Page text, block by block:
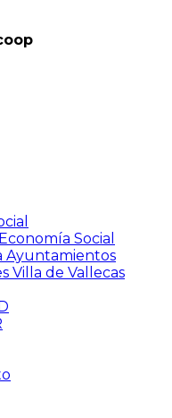
Social
Ayuntamientos
Villa de Vallecas